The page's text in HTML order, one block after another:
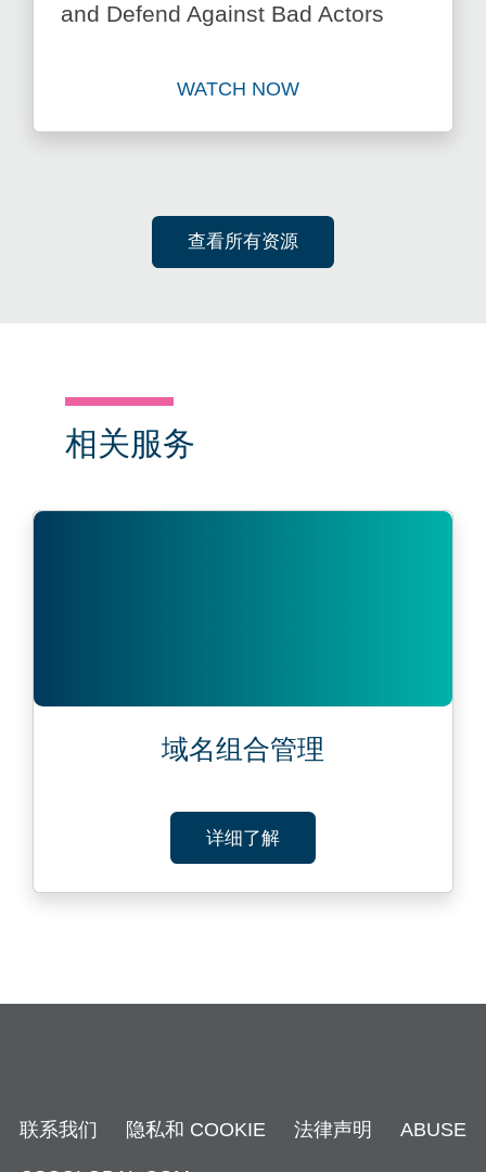
and Defend Against Bad Actors
WATCH NOW
Watch Understand Domain
查看所有资源
相关服务
域名组合管理
详细了解ABOUT 域名组合管理
联系我们 隐私和 COOKIE 法律声明 ABUSE